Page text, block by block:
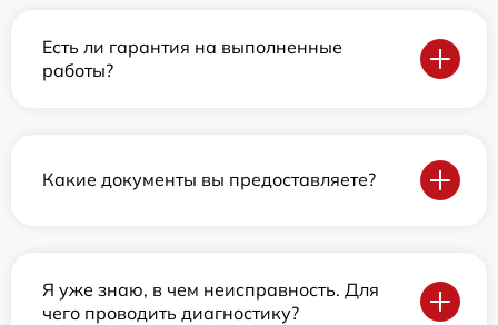
Есть ли гарантия на выполненные
работы?
Какие документы вы предоставляете?
Я уже знаю, в чем неисправность. Для
чего проводить диагностику?